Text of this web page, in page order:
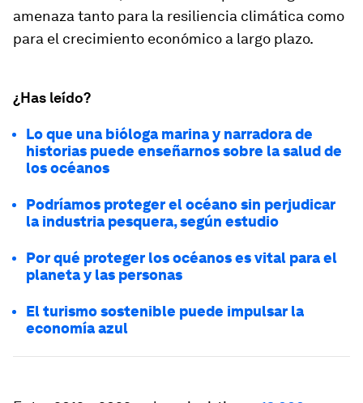
amenaza tanto para la resiliencia climática como
para el crecimiento económico a largo plazo.
¿Has leído?
Lo que una bióloga marina y narradora de
historias puede enseñarnos sobre la salud de
los océanos
Podríamos proteger el océano sin perjudicar
la industria pesquera, según estudio
Por qué proteger los océanos es vital para el
planeta y las personas
El turismo sostenible puede impulsar la
economía azul